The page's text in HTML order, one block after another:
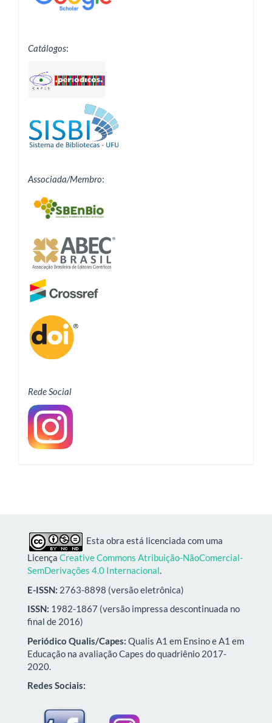
Catálogos:
Associada/Membro:
Rede Social
Esta obra está licenciada com uma
Licença Creative Commons Atribuição-NãoComercial-
SemDerivações 4.0 Internacional.
E-ISSN: 2763-8898 (versão eletrônica)
ISSN: 1982-1867 (versão impressa descontinuada no
final de 2016)
Periódico Qualis/Capes: Qualis A1 em Ensino e A1 em
Educação na avaliação Capes do quadriênio 2017-
2020.
Redes Sociais: